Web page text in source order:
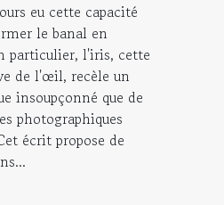
eu cette capacité
le banal en
particulier, l'iris, cette
de l'œil, recèle un
insoupçonné que de
photographiques
écrit propose de